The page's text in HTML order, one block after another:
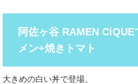
阿佐ヶ谷 RAMEN CiQUE
メン+焼きトマト
大きめの白い丼で登場。